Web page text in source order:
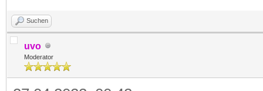
Suchen
uvo
Moderator